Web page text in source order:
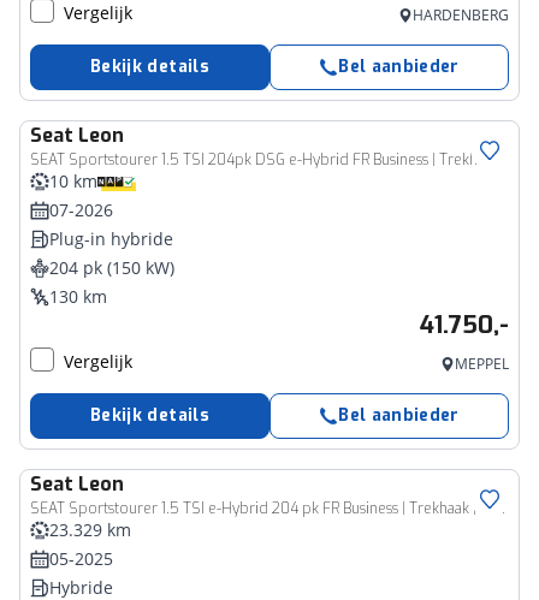
Vergelijk HARDENBERG
Bekijk details Bel aanbieder
Seat Leon
SEAT Sportstourer 1.5 TSI 204pk DSG e-Hybrid FR Business | Trekhaak Uitklapbaar | Velgen 17''
10 km
07-2026
Plug-in hybride
204 pk (150 kW)
130 km
41.750,-
Vergelijk MEPPEL
Bekijk details Bel aanbieder
Seat Leon
SEAT Sportstourer 1.5 TSI e-Hybrid 204 pk FR Business | Trekhaak | Stoel- en stuurwiel verwarming | Adapt. Cruise | Camera | 1/2 leer | Fabrieksgarantie t/m 05-2029 |
23.329 km
05-2025
Hybride